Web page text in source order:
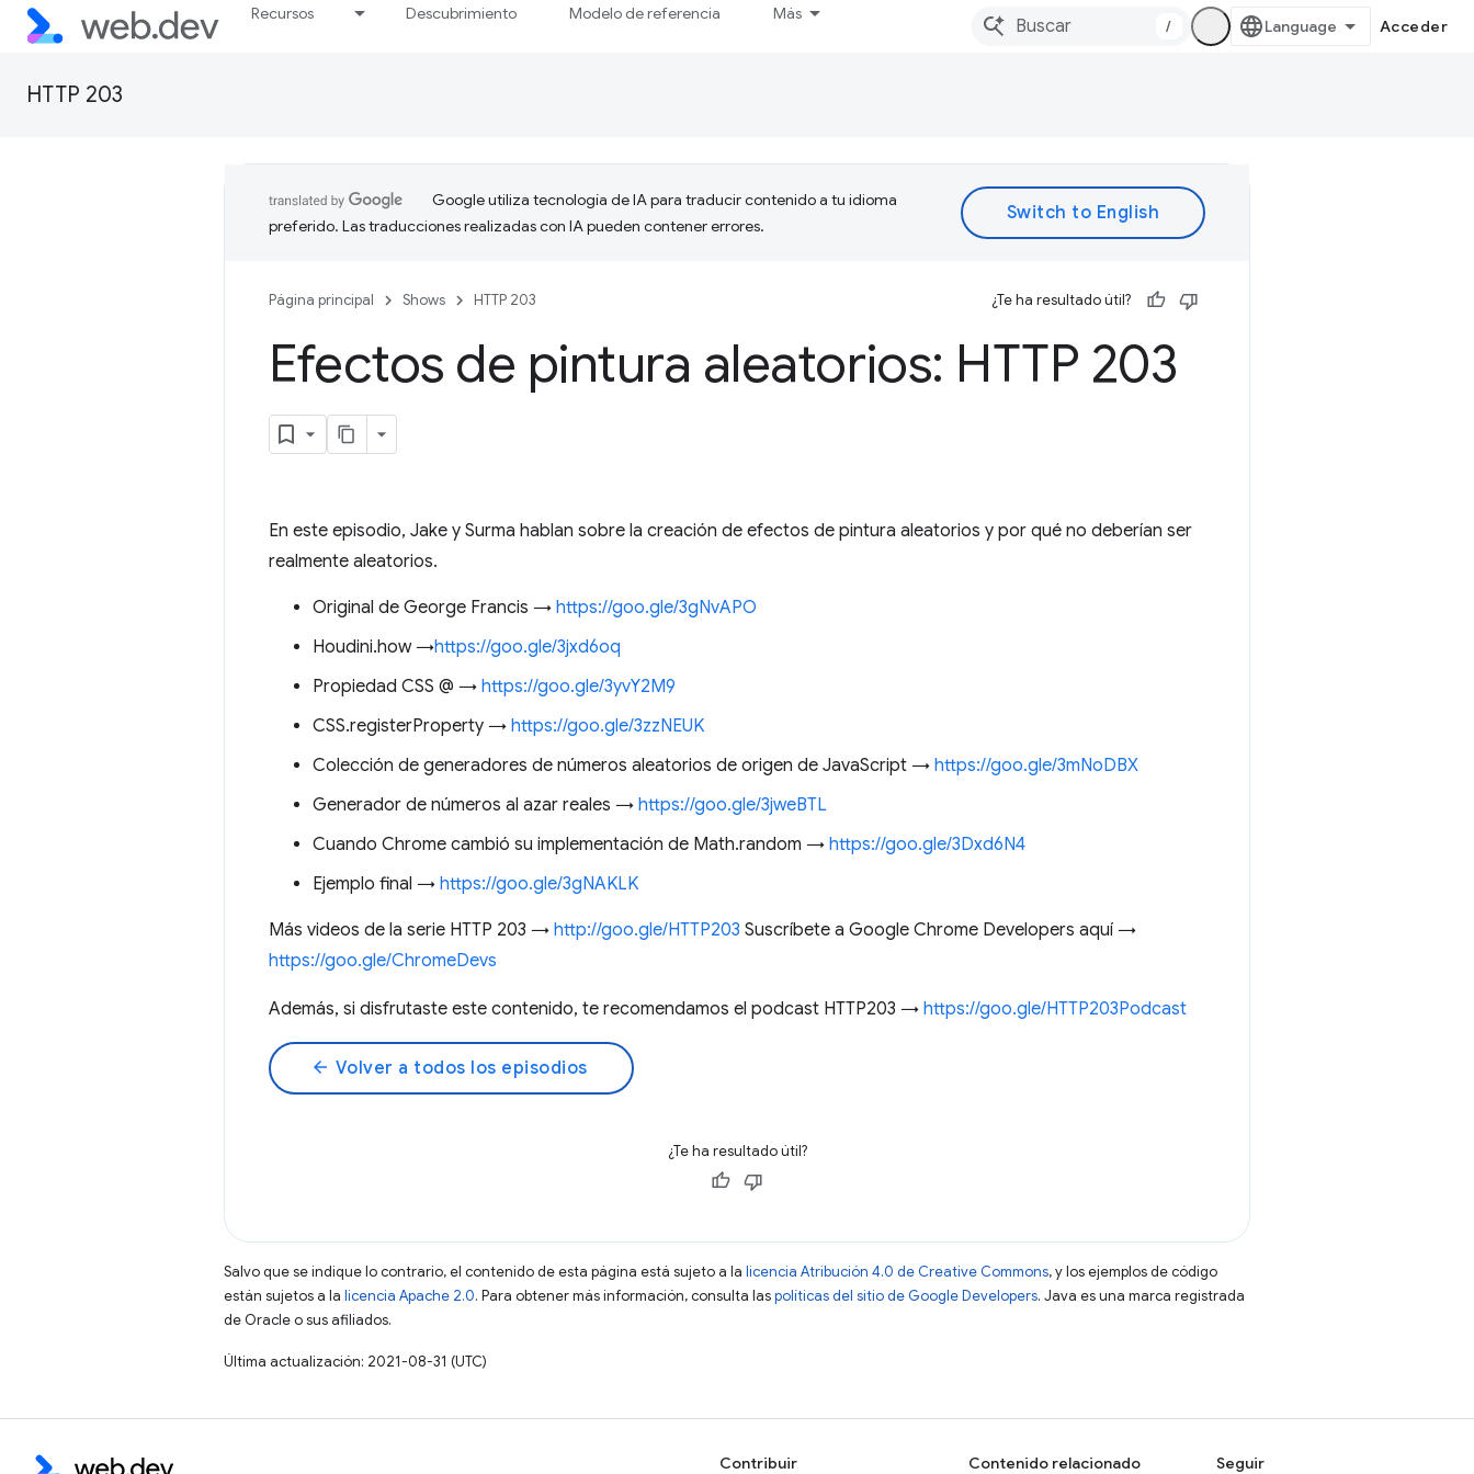
Recursos Descubrimiento Modelo de referencia Más
/ Acceder
HTTP 203
Google utiliza tecnología de IA para traducir contenido a tu idioma
preferido. Las traducciones realizadas con IA pueden contener errores.
Página principal Shows HTTP 203 ¿Te ha resultado útil?
Efectos de pintura aleatorios: HTTP 203
En este episodio, Jake y Surma hablan sobre la creación de efectos de pintura aleatorios y por qué no deberían ser
realmente aleatorios.
Original de George Francis → https://goo.gle/3gNvAPO
Houdini.how →https://goo.gle/3jxd6oq
Propiedad CSS @ → https://goo.gle/3yvY2M9
CSS.registerProperty → https://goo.gle/3zzNEUK
Colección de generadores de números aleatorios de origen de JavaScript → https://goo.gle/3mNoDBX
Generador de números al azar reales → https://goo.gle/3jweBTL
Cuando Chrome cambió su implementación de Math.random → https://goo.gle/3Dxd6N4
Ejemplo final → https://goo.gle/3gNAKLK
Más videos de la serie HTTP 203 → http://goo.gle/HTTP203 Suscríbete a Google Chrome Developers aquí →
https://goo.gle/ChromeDevs
Además, si disfrutaste este contenido, te recomendamos el podcast HTTP203 → https://goo.gle/HTTP203Podcast
arrow_back Volver a todos los episodios
¿Te ha resultado útil?
Salvo que se indique lo contrario, el contenido de esta página está sujeto a la licencia Atribución 4.0 de Creative Commons, y los ejemplos de código
están sujetos a la licencia Apache 2.0. Para obtener más información, consulta laspolíticas del sitio de Google Developers. Java es una marca registrada
de Oracle o sus afiliados.
Última actualización: 2021-08-31 (UTC)
Contribuir Contenido relacionado Seguir